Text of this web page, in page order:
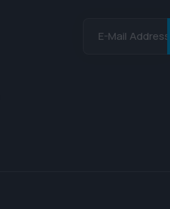
E-Mail Addresse